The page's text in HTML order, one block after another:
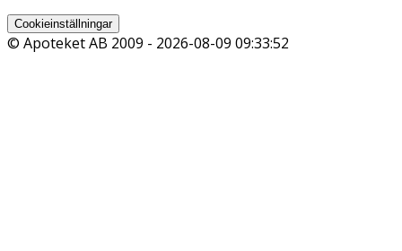
Cookieinställningar
© Apoteket AB 2009 - 2026-08-09 09:33:52